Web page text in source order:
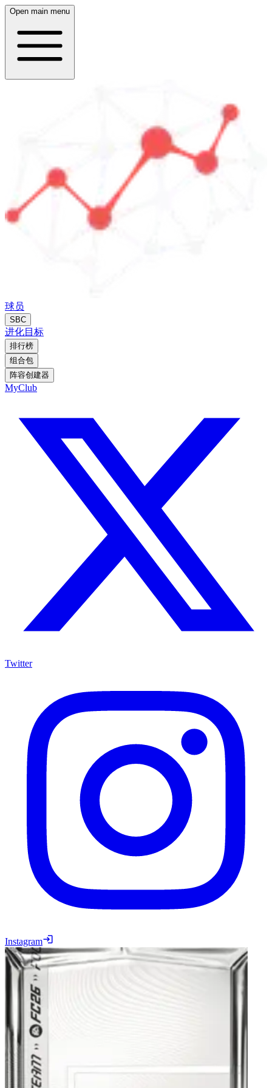
Open main menu
球员
SBC
进化目标
排行榜
组合包
阵容创建器
MyClub
Twitter
Instagram